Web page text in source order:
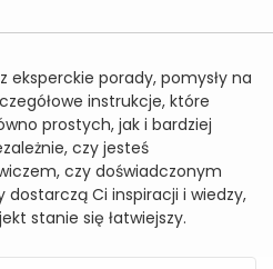
eksperckie porady, pomysły na
instrukcje, które
prostych, jak i bardziej
czy jesteś
czy doświadczonym
Ci inspiracji i wiedzy,
stanie się łatwiejszy.